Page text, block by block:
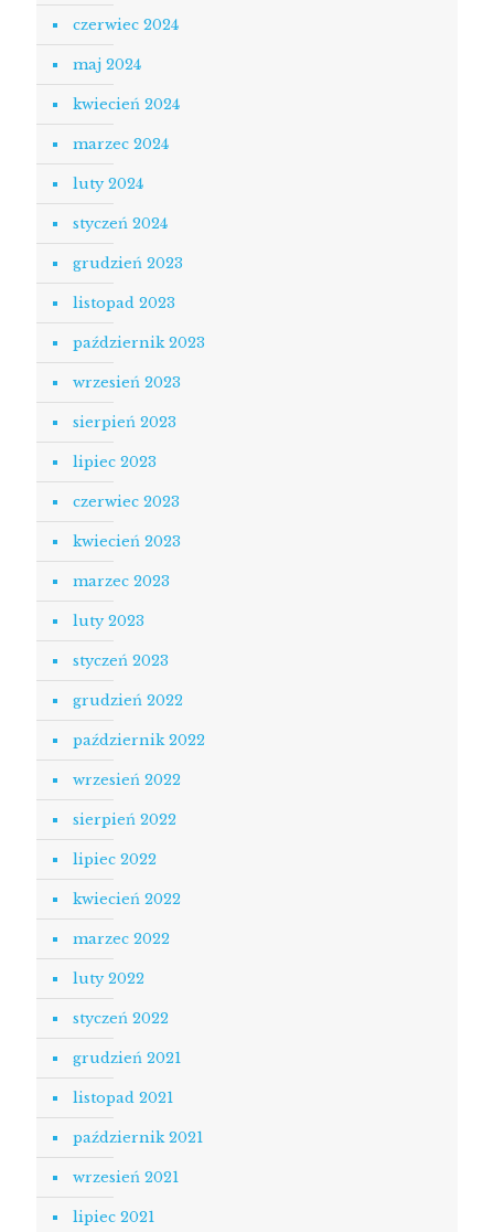
czerwiec 2024
maj 2024
kwiecień 2024
marzec 2024
luty 2024
styczeń 2024
grudzień 2023
listopad 2023
październik 2023
wrzesień 2023
sierpień 2023
lipiec 2023
czerwiec 2023
kwiecień 2023
marzec 2023
luty 2023
styczeń 2023
grudzień 2022
październik 2022
wrzesień 2022
sierpień 2022
lipiec 2022
kwiecień 2022
marzec 2022
luty 2022
styczeń 2022
grudzień 2021
listopad 2021
październik 2021
wrzesień 2021
lipiec 2021